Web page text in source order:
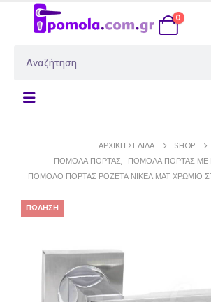
0
ΑΡΧΙΚΉ ΣΕΛΊΔΑ
SHOP
ΠΌΜΟΛΑ ΠΌΡΤΑΣ, ΠΌΜΟΛΑ ΠΌΡΤΑΣ ΜΕ
ΠΌΜΟΛΟ ΠΌΡΤΑΣ ΡΟΖΈΤΑ ΝΊΚΕΛ ΜΑΤ ΧΡΏΜΙΟ
ΠΏΛΗΣΗ